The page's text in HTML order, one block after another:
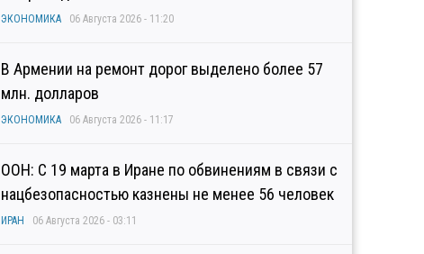
ЭКОНОМИКА 06 Августа 2026 - 11:20
В Армении на ремонт дорог выделено более 57
млн. долларов
ЭКОНОМИКА 06 Августа 2026 - 11:17
ООН: С 19 марта в Иране по обвинениям в связи с
нацбезопасностью казнены не менее 56 человек
ИРАН 06 Августа 2026 - 03:11